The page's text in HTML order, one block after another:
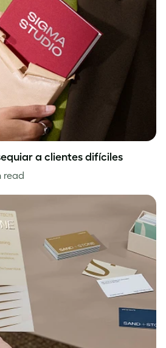
a clientes difíciles
read